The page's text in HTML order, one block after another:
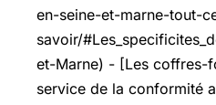
en-seine-et-marne-tout-
savoir/
et-Marne) - [Les coffres-
service de la conformité